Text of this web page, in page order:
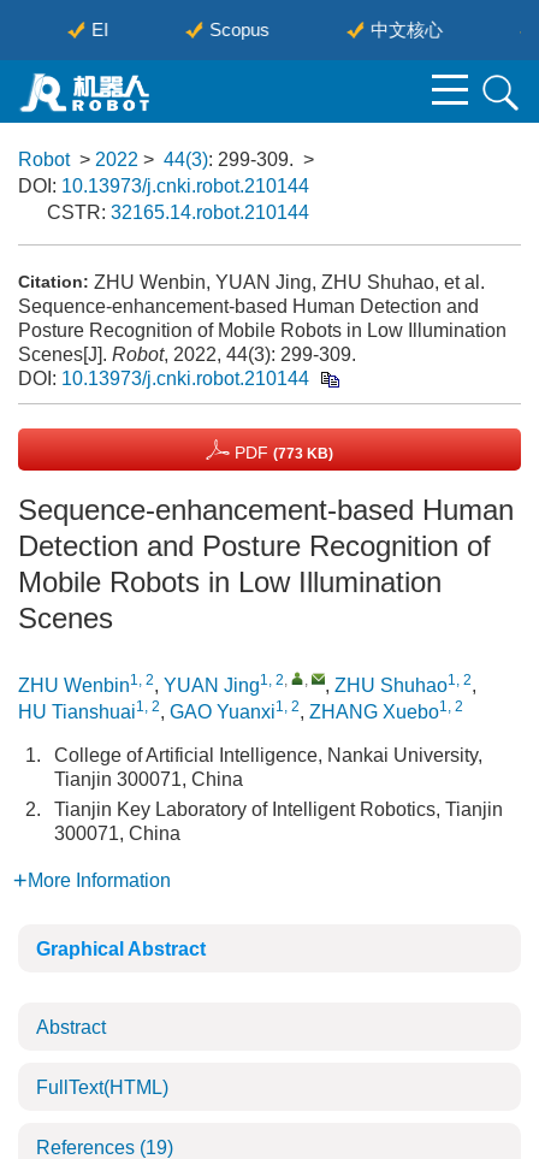
EI Scopus 中文核心
Robot> 2022 > 44(3): 299-309. >
DOI: 10.13973/j.cnki.robot.210144
CSTR: 32165.14.robot.210144
Citation: ZHU Wenbin, YUAN Jing, ZHU Shuhao, et al.
Sequence-enhancement-based Human Detection and
Posture Recognition of Mobile Robots in Low Illumination
Scenes[J]. Robot, 2022, 44(3): 299-309.
DOI: 10.13973/j.cnki.robot.210144
PDF (773 KB)
Sequence-enhancement-based Human
Detection and Posture Recognition of
Mobile Robots in Low Illumination
Scenes
ZHU Wenbin1, 2, YUAN Jing1, 2, , , ZHU Shuhao1, 2,
HU Tianshuai1, 2, GAO Yuanxi1, 2, ZHANG Xuebo1, 2
1.
College of Artificial Intelligence, Nankai University,
Tianjin 300071, China
2.
Tianjin Key Laboratory of Intelligent Robotics, Tianjin
300071, China
More Information
Graphical Abstract
Abstract
FullText(HTML)
References (19)